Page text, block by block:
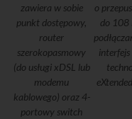
zawiera w sobie
punkt dostępowy,
router
szerokopasmowy
(do usługi xDSL lub
modemu
kablowego) oraz 4-
portowy switch
o
do 108
interfejs